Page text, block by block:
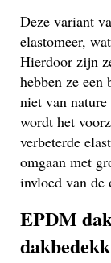
Deze variant
elastomeer,
Hierdoor zijn
hebben ze
niet van
wordt het
verbeterde
omgaan met
invloed van de
EPDM